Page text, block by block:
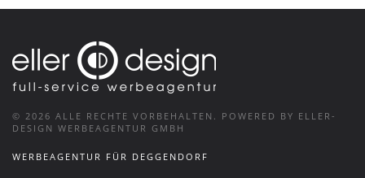
© 2026 ALLE RECHTE VORBEHALTEN. POWERED BY ELLER-
DESIGN WERBEAGENTUR GMBH
WERBEAGENTUR FÜR DEGGENDORF